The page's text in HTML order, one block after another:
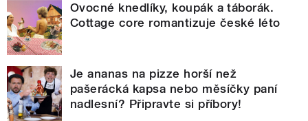
Ovocné knedlíky, koupák a táborák.
Cottage core romantizuje české léto
Je ananas na pizze horší než
pašerácká kapsa nebo měsíčky paní
nadlesní? Připravte si příbory!